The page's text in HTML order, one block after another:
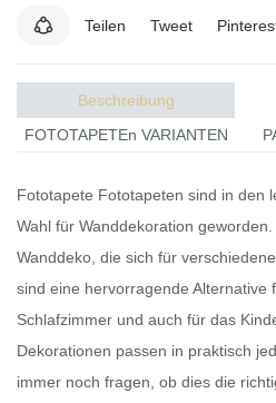
Teilen Tweet
Beschreibung
FOTOTAPETEn VARIANTEN
Fototapete Fototapeten sind in den
Wahl für Wanddekoration
Wanddeko, die sich für
sind eine hervorragende Alternative
Schlafzimmer und auch für das
Dekorationen passen in praktisch
immer noch fragen, ob dies die